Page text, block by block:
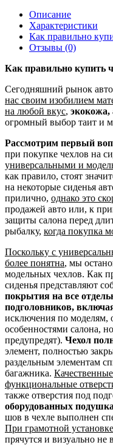
Описание
Характеристики
Как правильно
Отзывы (0)
Как правильно купить
Сегодняшний рынок
нас своим изобилием
на любой вкус, экокожа,
огромный выбор таит и
Рассмотрим первый
при покупке чехлов на
универсальными и
как правило, стоят
на некоторые сиденья
прилично, однако это
продажей авто или, к
защиты салона перед
рыбалку, когда покупка
Поскольку с
более понятна, мы
модельных чехлов. Как
сиденья представляют
покрытия на все
подголовников,
исключения по моделям,
особенностями салона,
предупредят). Чехол
элемент, полностью
раздельным элементам
багажника.
функциональные
также отверстия под
оборудованных
шов в чехле выполнен
При грамотной
прячутся и визуально не